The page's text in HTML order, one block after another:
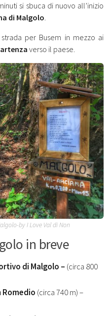
si sbuca di nuovo all’inizio
di Malgolo.
per Busem in mezzo ai
verso il paese.
by I Love Val di Non
in breve
di Malgolo – (circa 800
Romedio (circa 740 m) –